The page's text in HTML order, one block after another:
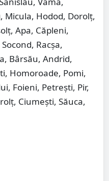
Micula, Hodod, Dorolț,
Apa, Căpleni,
Racșa,
Bârsău, Andrid,
Homoroade, Pomi,
Foieni, Petrești, Pir,
Ciumești, Săuca,